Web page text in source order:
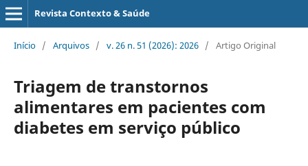
Revista Contexto & Saúde
Início / Arquivos / v. 26 n. 51 (2026): 2026 / Artigo Original
Triagem de transtornos
alimentares em pacientes com
diabetes em serviço público